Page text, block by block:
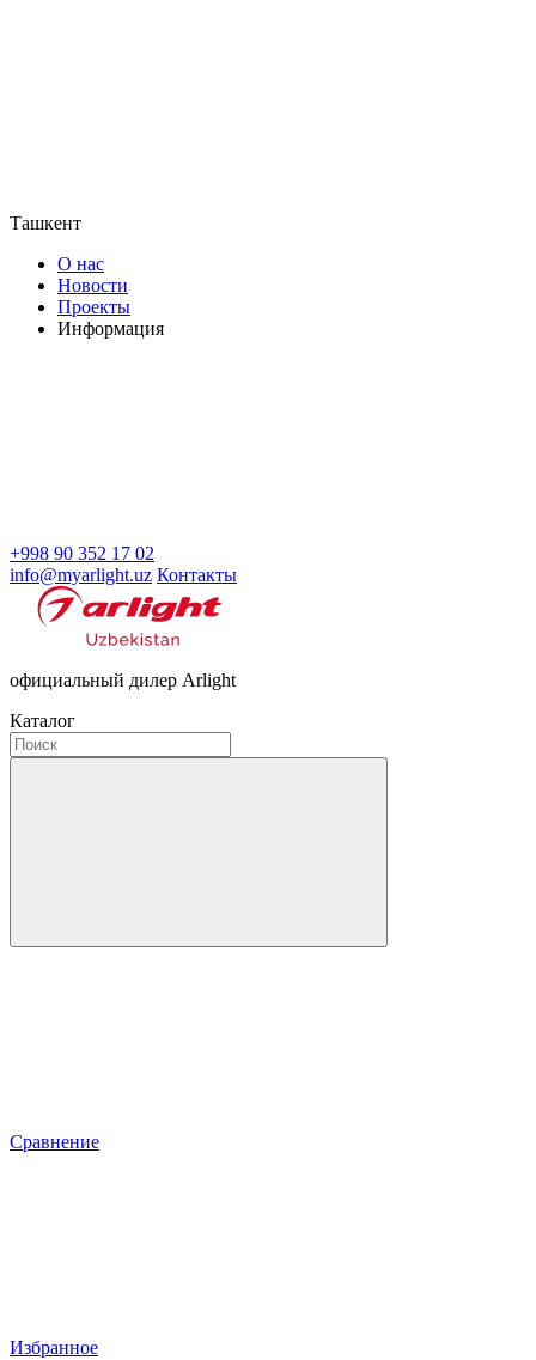
Ташкент
О нас
Новости
Проекты
Информация
+998 90 352 17 02
info@myarlight.uz Контакты
официальный дилер Arlight
Каталог
Сравнение
Избранное